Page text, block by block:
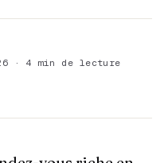
· 4 min de lecture